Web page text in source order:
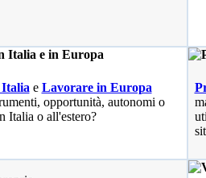
e Lavorare in Europa
opportunità, autonomi o
Italia o all'estero?